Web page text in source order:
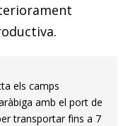
els camps
amb el port de
transportar fins a 7